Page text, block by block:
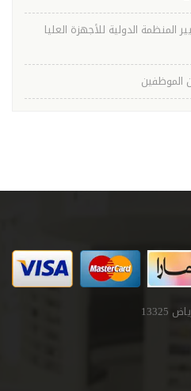
المنظمة الدولية للأجهزة العليا
الموظفين